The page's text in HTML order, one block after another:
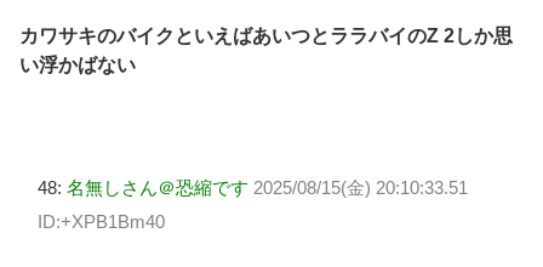
カワサキのバイクといえばあいつとララバイのZ 2しか思
い浮かばない
48: 名無しさん＠恐縮です 2025/08/15(金) 20:10:33.51
ID:+XPB1Bm40